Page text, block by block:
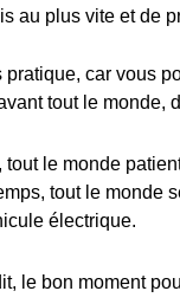
au plus vite et de
pratique, car vous
tout le monde,
tout le monde
tout le monde
électrique.
le bon moment